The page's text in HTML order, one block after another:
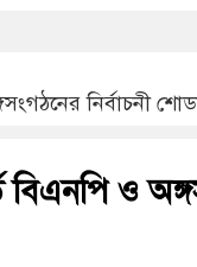
নির্বাচনী
বিএনপি ও